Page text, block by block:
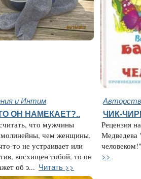
и Интим
ОН НАМЕКАЕТ?..
что мужчины
чем женщины.
то не устраивает или
восхищен тобой, то он
об э... Читать >>
ЧИК-
Рецензия
Медведева
>>